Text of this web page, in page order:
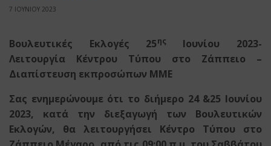
7 ΙΟΥΝΙΟΥ 2023
Βουλευτικές Εκλογές 25ης
Ιουνίου 2023-
Λειτουργία Κέντρου Τύπου στο Ζάππειο –
Διαπίστευση εκπροσώπων ΜΜΕ
Σας ενημερώνουμε ότι το διήμερο 24 &25 Ιουνίου
2023, κατά την διεξαγωγή των Βουλευτικών
Εκλογών, θα λειτουργήσει Κέντρο Τύπου στο